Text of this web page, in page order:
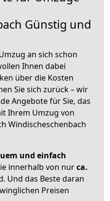
Günstig und
an sich schon
Ihnen dabei
über die Kosten
Sie sich zurück – wir
Angebote für Sie, das
Ihrem Umzug von
Windischeschenbach
und einfach
innerhalb von nurca.
Und das Beste daran
Preisen